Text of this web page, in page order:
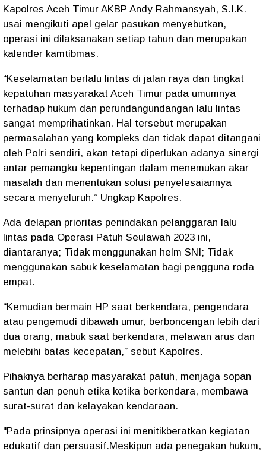
Kapolres Aceh Timur AKBP Andy Rahmansyah, S.I.K.
usai mengikuti apel gelar pasukan menyebutkan,
operasi ini dilaksanakan setiap tahun dan merupakan
kalender kamtibmas.
“Keselamatan berlalu lintas di jalan raya dan tingkat
kepatuhan masyarakat Aceh Timur pada umumnya
terhadap hukum dan perundangundangan lalu lintas
sangat memprihatinkan. Hal tersebut merupakan
permasalahan yang kompleks dan tidak dapat ditangani
oleh Polri sendiri, akan tetapi diperlukan adanya sinergi
antar pemangku kepentingan dalam menemukan akar
masalah dan menentukan solusi penyelesaiannya
secara menyeluruh.” Ungkap Kapolres.
Ada delapan prioritas penindakan pelanggaran lalu
lintas pada Operasi Patuh Seulawah 2023 ini,
diantaranya; Tidak menggunakan helm SNI; Tidak
menggunakan sabuk keselamatan bagi pengguna roda
empat.
“Kemudian bermain HP saat berkendara, pengendara
atau pengemudi dibawah umur, berboncengan lebih dari
dua orang, mabuk saat berkendara, melawan arus dan
melebihi batas kecepatan,” sebut Kapolres.
Pihaknya berharap masyarakat patuh, menjaga sopan
santun dan penuh etika ketika berkendara, membawa
surat-surat dan kelayakan kendaraan.
"Pada prinsipnya operasi ini menitikberatkan kegiatan
edukatif dan persuasif.Meskipun ada penegakan hukum,